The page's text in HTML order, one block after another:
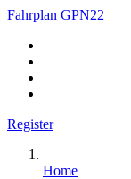
Fahrplan GPN22
Register
Home